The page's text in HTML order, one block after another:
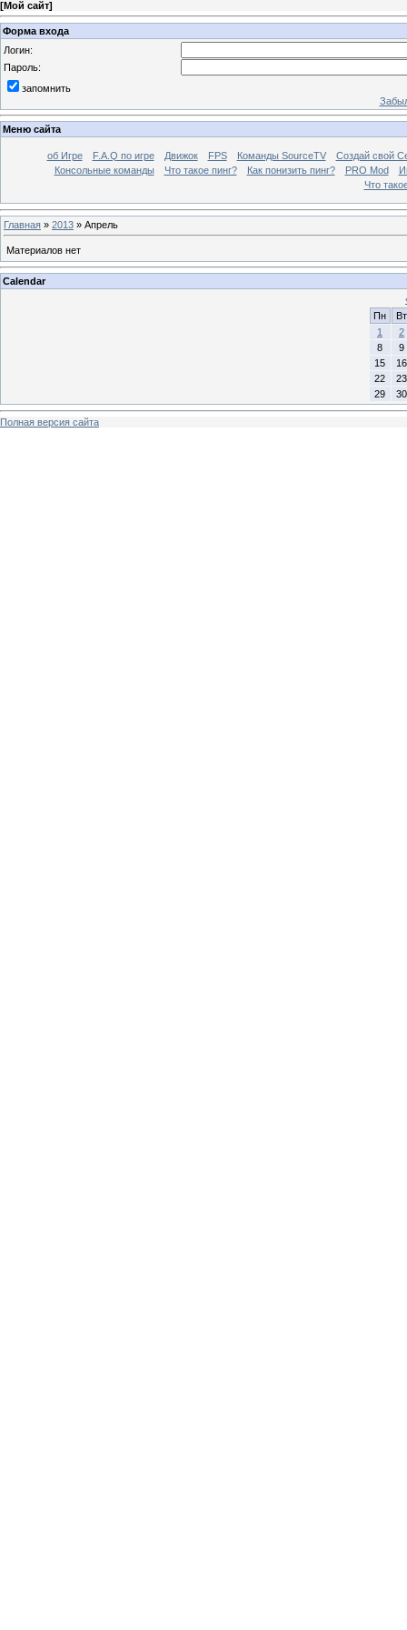
[Мой сайт]
Форма входа
Логин:
Пароль:
запомнить
Меню сайта
об Игре F.A.Q по игре Движок FPS Команды SourceTV
Создай свой
Консольные команды
Что такое пинг? Как понизить пинг? PRO Mod
Что
Главная » 2013 » Апрель
Материалов нет
Calendar
Пн
Вт
1
2
8
9
15
16
22
23
29
30
Полная версия сайта